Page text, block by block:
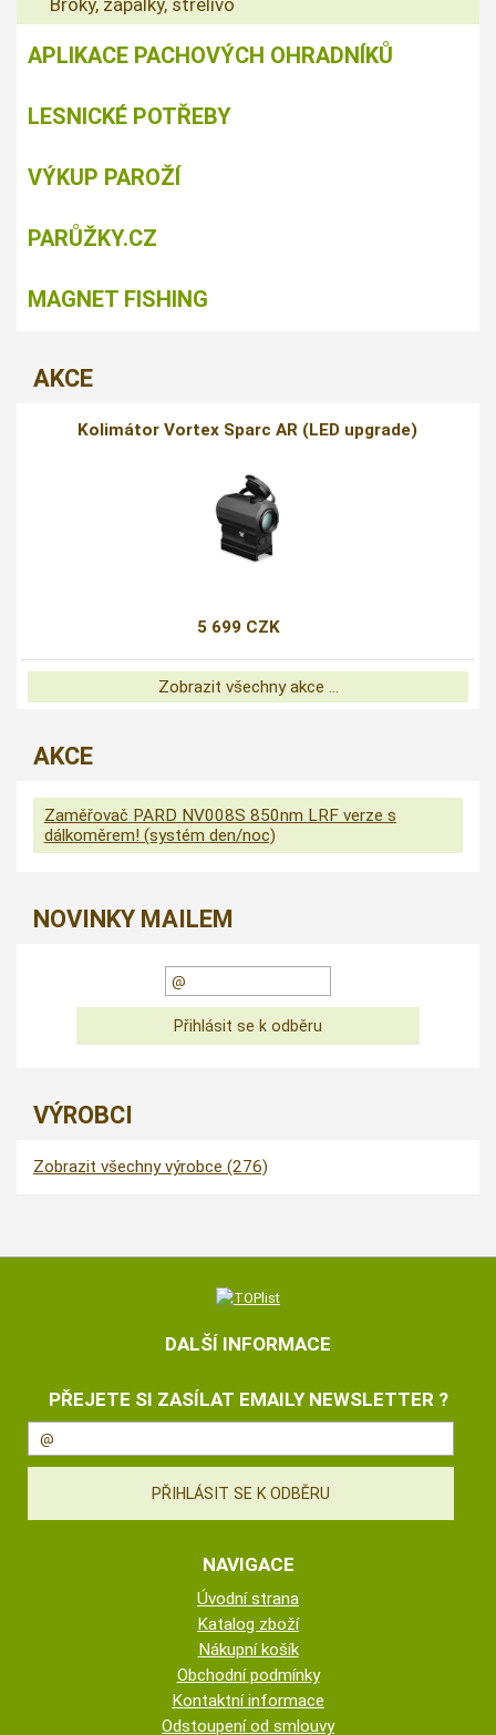
Broky, zápalky, střelivo
APLIKACE PACHOVÝCH OHRADNÍKŮ
LESNICKÉ POTŘEBY
VÝKUP PAROŽÍ
PARŮŽKY.CZ
MAGNET FISHING
AKCE
Kolimátor Vortex Sparc AR (LED upgrade)
5 699 CZK
Zobrazit všechny akce ...
AKCE
Zaměřovač PARD NV008S 850nm LRF verze s
dálkoměrem! (systém den/noc)
NOVINKY MAILEM
VÝROBCI
Zobrazit všechny výrobce (276)
DALŠÍ INFORMACE
PŘEJETE SI ZASÍLAT EMAILY NEWSLETTER ?
NAVIGACE
Úvodní strana
Katalog zboží
Nákupní košík
Obchodní podmínky
Kontaktní informace
Odstoupení od smlouvy